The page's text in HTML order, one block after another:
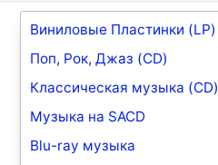
Виниловые Пластинки (LP)
Поп, Рок, Джаз (CD)
Классическая музыка (CD)
Музыка на SACD
Blu-ray музыка